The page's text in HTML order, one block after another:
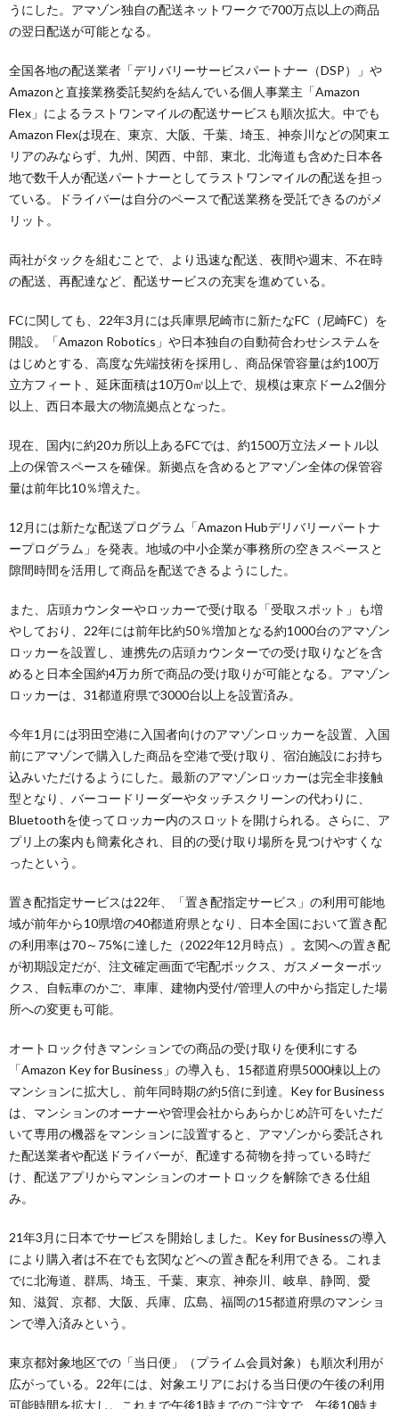
うにした。アマゾン独自の配送ネットワークで700万点以上の商品
の翌日配送が可能となる。
全国各地の配送業者「デリバリーサービスパートナー（DSP）」や
Amazonと直接業務委託契約を結んでいる個人事業主「Amazon
Flex」によるラストワンマイルの配送サービスも順次拡大。中でも
Amazon Flexは現在、東京、大阪、千葉、埼玉、神奈川などの関東エ
リアのみならず、九州、関西、中部、東北、北海道も含めた日本各
地で数千人が配送パートナーとしてラストワンマイルの配送を担っ
ている。ドライバーは自分のペースで配送業務を受託できるのがメ
リット。
両社がタックを組むことで、より迅速な配送、夜間や週末、不在時
の配送、再配達など、配送サービスの充実を進めている。
FCに関しても、22年3月には兵庫県尼崎市に新たなFC（尼崎FC）を
開設。「Amazon Robotics」や日本独自の自動荷合わせシステムを
はじめとする、高度な先端技術を採用し、商品保管容量は約100万
立方フィート、延床面積は10万0㎡以上で、規模は東京ドーム2個分
以上、西日本最大の物流拠点となった。
現在、国内に約20カ所以上あるFCでは、約1500万立法メートル以
上の保管スペースを確保。新拠点を含めるとアマゾン全体の保管容
量は前年比10％増えた。
12月には新たな配送プログラム「Amazon Hubデリバリーパートナ
ープログラム」を発表。地域の中小企業が事務所の空きスペースと
隙間時間を活用して商品を配送できるようにした。
また、店頭カウンターやロッカーで受け取る「受取スポット」も増
やしており、22年には前年比約50％増加となる約1000台のアマゾン
ロッカーを設置し、連携先の店頭カウンターでの受け取りなどを含
めると日本全国約4万カ所で商品の受け取りが可能となる。アマゾン
ロッカーは、31都道府県で3000台以上を設置済み。
今年1月には羽田空港に入国者向けのアマゾンロッカーを設置、入国
前にアマゾンで購入した商品を空港で受け取り、宿泊施設にお持ち
込みいただけるようにした。最新のアマゾンロッカーは完全非接触
型となり、バーコードリーダーやタッチスクリーンの代わりに、
Bluetoothを使ってロッカー内のスロットを開けられる。さらに、ア
プリ上の案内も簡素化され、目的の受け取り場所を見つけやすくな
ったという。
置き配指定サービスは22年、「置き配指定サービス」の利用可能地
域が前年から10県増の40都道府県となり、日本全国において置き配
の利用率は70～75%に達した（2022年12月時点）。玄関への置き配
が初期設定だが、注文確定画面で宅配ボックス、ガスメーターボッ
クス、自転車のかご、車庫、建物内受付/管理人の中から指定した場
所への変更も可能。
オートロック付きマンションでの商品の受け取りを便利にする
「Amazon Key for Business」の導入も、15都道府県5000棟以上の
マンションに拡大し、前年同時期の約5倍に到達。Key for Business
は、マンションのオーナーや管理会社からあらかじめ許可をいただ
いて専用の機器をマンションに設置すると、アマゾンから委託され
た配送業者や配送ドライバーが、配達する荷物を持っている時だ
け、配送アプリからマンションのオートロックを解除できる仕組
み。
21年3月に日本でサービスを開始しました。Key for Businessの導入
により購入者は不在でも玄関などへの置き配を利用できる。これま
でに北海道、群馬、埼玉、千葉、東京、神奈川、岐阜、静岡、愛
知、滋賀、京都、大阪、兵庫、広島、福岡の15都道府県のマンショ
ンで導入済みという。
東京都対象地区での「当日便」（プライム会員対象）も順次利用が
広がっている。22年には、対象エリアにおける当日便の午後の利用
可能時間を拡大し。これまで午後1時までのご注文で、午後10時ま